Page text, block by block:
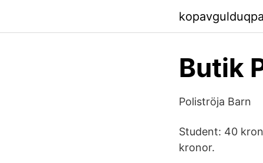
Butik
Poliströja Barn
Student: 40
kronor.